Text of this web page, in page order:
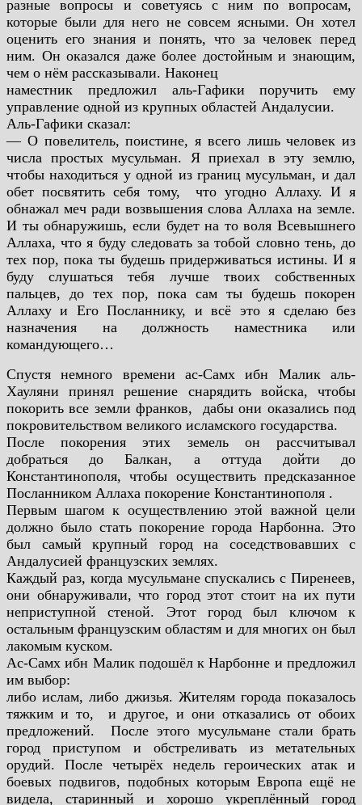
разные вопросы и советуясь с ним по вопросам,
которые были для него не совсем ясными. Он хотел
оценить его знания и понять, что за человек перед
ним. Он оказался даже более достойным и знающим,
чем о нём рассказывали. Наконец
наместник предложил аль-Гафики поручить ему
управление одной из крупных областей Андалусии.
Аль-Гафики сказал:
— О повелитель, поистине, я всего лишь человек из
числа простых мусульман. Я приехал в эту землю,
чтобы находиться у одной из границ мусульман, и дал
обет посвятить себя тому,что угодно Аллаху. И я
обнажал меч ради возвышения слова Аллаха на земле.
И ты обнаружишь, если будет на то воля Всевышнего
Аллаха, что я буду следовать за тобой словно тень, до
тех пор, пока ты будешь придерживаться истины. И я
будуслушаться тебя лучше твоих собственных
пальцев, до тех пор, пока сам ты будешь покорен
Аллаху и Его Посланнику, и всё это я сделаю без
назначения на должность наместника или
командующего…
Спустя немного времени ас-Самх ибн Малик аль-
Хауляни принялрешение снарядить войска, чтобы
покорить все земли франков, дабы они оказались под
покровительством великого исламского государства.
После покорения этих земель он рассчитывал
добраться доБалкан, а оттуда дойти до
Константинополя, чтобы осуществить предсказанное
Посланником Аллаха покорение Константинополя .
Первым шагом к осуществлению этой важной цели
должно было стать покорение города Нарбонна. Это
был самый крупный город на соседствовавших с
Андалусией французских землях.
Каждый раз, когда мусульмане спускались с Пиренеев,
они обнаруживали, что город этот стоит на их пути
неприступнойстеной. Этот город был ключом к
остальным французским областям и для многих он был
лакомым куском.
Ас-Самх ибн Малик подошёл к Нарбонне и предложил
им выбор:
либо ислам, либо джизья. Жителям города показалось
тяжким и то, и другое, и они отказались от обоих
предложений. После этого мусульмане стали брать
город приступом иобстреливать из метательных
орудий. После четырёх недельгероических атак и
боевых подвигов, подобных которым Европа ещё не
видела, старинный и хорошо укреплённый город